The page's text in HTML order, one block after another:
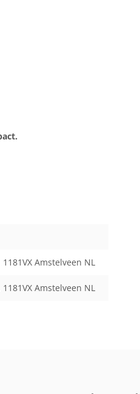
Amstelveen NL
Amstelveen NL